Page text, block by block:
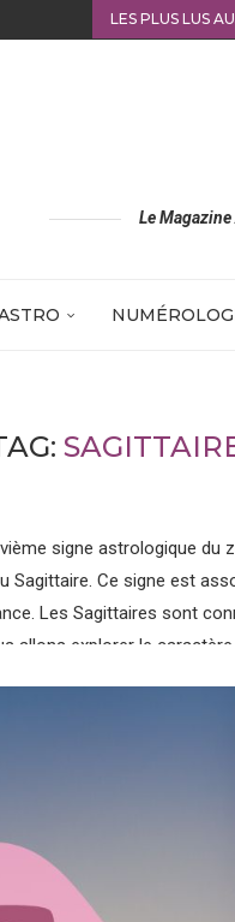
LES PLUS LUS
Le
signe astrologique du
Sagittaire. Ce signe est
Les Sagittaires sont
allons explorer le
compétences. Les
Ils peuvent être très
ce qui leur permet de voir